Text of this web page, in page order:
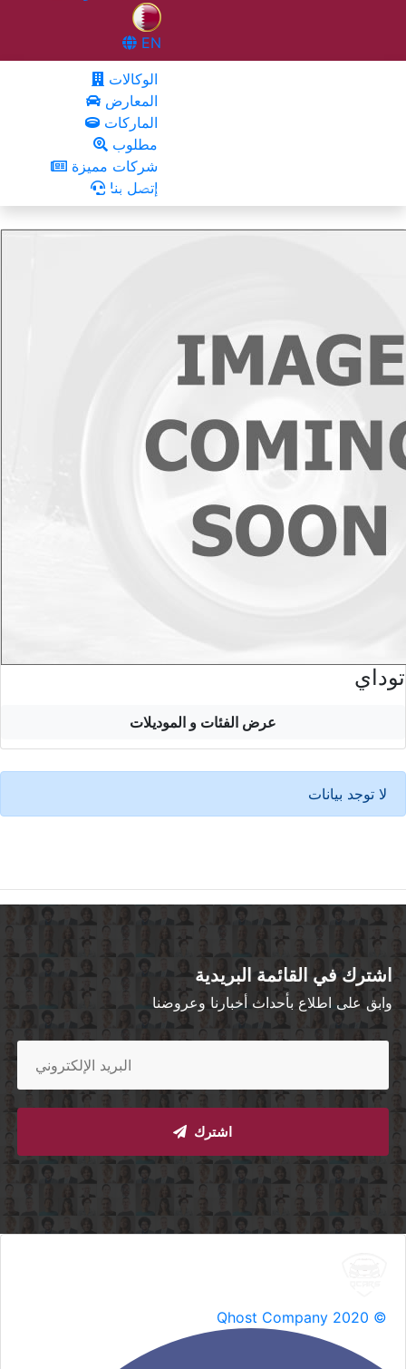
EN
الوكالات
المعارض
الماركات
مطلوب
شركات مميزة
إتصل بنا
توداي
عرض الفئات و الموديلات
لا توجد بيانات
اشترك في القائمة البريدية
وابق على اطلاع بأحداث أخبارنا وعروضنا
اشترك
Qhost Company 2020 ©